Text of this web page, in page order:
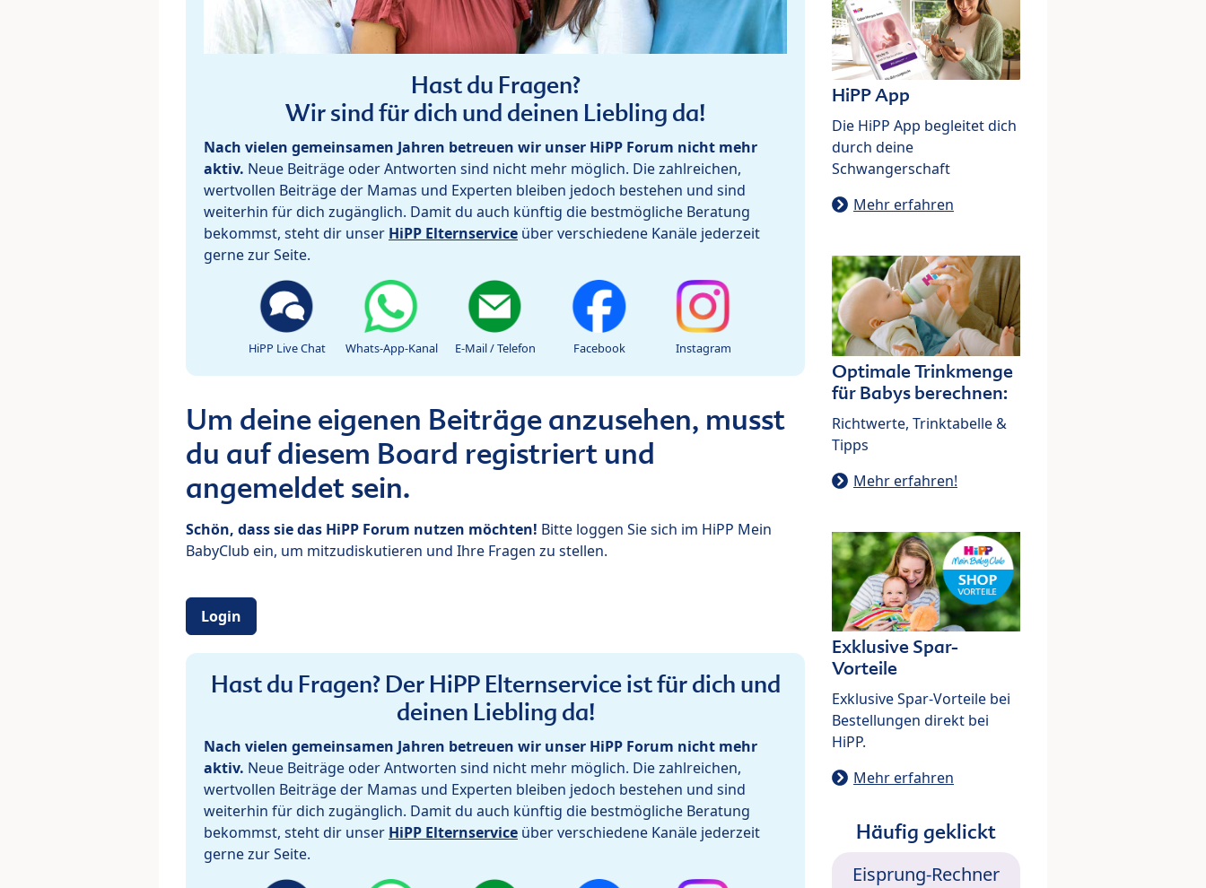
Hast du Fragen?
Wir sind für dich und deinen Liebling da!
Nach vielen gemeinsamen Jahren betreuen wir unser HiPP Forum nicht mehr
aktiv. Neue Beiträge oder Antworten sind nicht mehr möglich. Die zahlreichen,
wertvollen Beiträge der Mamas und Experten bleiben jedoch bestehen und sind
weiterhin für dich zugänglich. Damit du auch künftig die bestmögliche Beratung
bekommst, steht dir unser HiPP Elternservice über verschiedene Kanäle jederzeit
gerne zur Seite.
HiPP Live Chat Whats-App-Kanal E-Mail / Telefon Facebook Instagram
Um deine eigenen Beiträge anzusehen, musst
du auf diesem Board registriert und
angemeldet sein.
Schön, dass sie das HiPP Forum nutzen möchten! Bitte loggen Sie sich im HiPP Mein
BabyClub ein, um mitzudiskutieren und Ihre Fragen zu stellen.
Login
Hast du Fragen? Der HiPP Elternservice ist für dich und
deinen Liebling da!
Nach vielen gemeinsamen Jahren betreuen wir unser HiPP Forum nicht mehr
aktiv. Neue Beiträge oder Antworten sind nicht mehr möglich. Die zahlreichen,
wertvollen Beiträge der Mamas und Experten bleiben jedoch bestehen und sind
weiterhin für dich zugänglich. Damit du auch künftig die bestmögliche Beratung
bekommst, steht dir unser HiPP Elternservice über verschiedene Kanäle jederzeit
gerne zur Seite.
HiPP App
Die HiPP App begleitet dich
durch deine
Schwangerschaft
Mehr erfahren
Optimale Trinkmenge
für Babys berechnen:
Richtwerte, Trinktabelle &
Tipps
Mehr erfahren!
Exklusive Spar-
Vorteile
Exklusive Spar-Vorteile bei
Bestellungen direkt bei
HiPP.
Mehr erfahren
Häufig geklickt
Eisprung-Rechner